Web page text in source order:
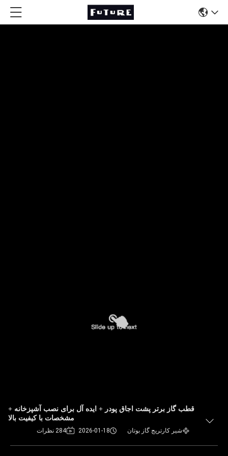
قطب گاز برتر پشت اجاق پودر + ایده آل برای نصب آشپزخانه +
مشخصات با کیفیت بالا
شیر کارتریج گاز بوتان 2026-01-18 284 نظرات